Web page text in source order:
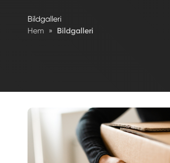
Bildgalleri
Hem » Bildgalleri